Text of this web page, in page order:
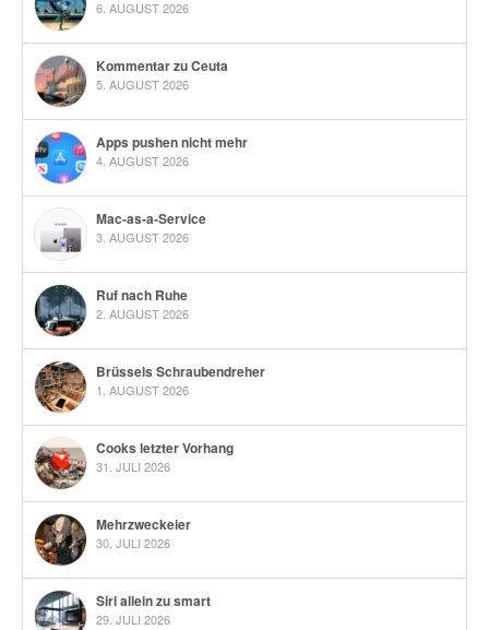
6. AUGUST 2026
Kommentar zu Ceuta
5. AUGUST 2026
Apps pushen nicht mehr
4. AUGUST 2026
Mac-as-a-Service
3. AUGUST 2026
Ruf nach Ruhe
2. AUGUST 2026
Brüssels Schraubendreher
1. AUGUST 2026
Cooks letzter Vorhang
31. JULI 2026
Mehrzweckeier
30. JULI 2026
Siri allein zu smart
29. JULI 2026